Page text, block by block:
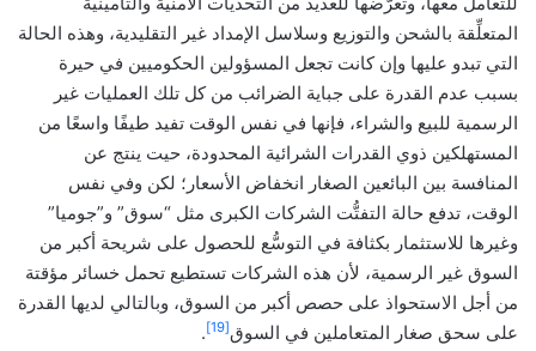
المتعلِّقة بالشحن والتوزيع وسلاسل الإمداد غير التقليدية، وهذه الحالة
التي تبدو عليها وإن كانت تجعل المسؤولين الحكوميين في حيرة
بسبب عدم القدرة على جباية الضرائب من كل تلك العمليات غير
الرسمية للبيع والشراء، فإنها في نفس الوقت تفيد طيفًا واسعًا من
المستهلكين ذوي القدرات الشرائية المحدودة، حيت ينتج عن
المنافسة بين البائعين الصغار انخفاض الأسعار؛ لكن وفي نفس
الوقت، تدفع حالة التفتُّت الشركات الكبرى مثل “سوق” و”جوميا”
وغيرها للاستثمار بكثافة في التوسُّع للحصول على شريحة أكبر من
السوق غير الرسمية، لأن هذه الشركات تستطيع تحمل خسائر مؤقتة
من أجل الاستحواذ على حصص أكبر من السوق، وبالتالي لديها القدرة
على سحق صغار المتعاملين في السوق[19]
.